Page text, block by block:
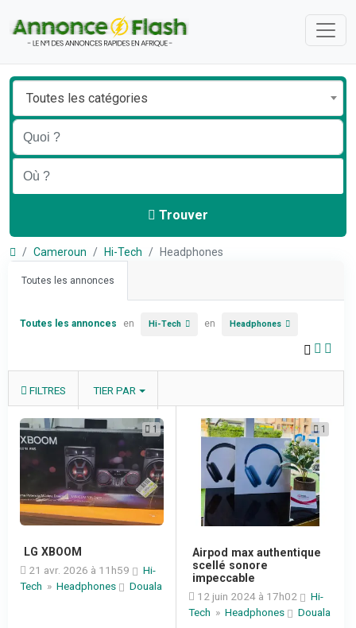
Toutes les catégories
Trouver
Cameroun Hi-Tech Headphones
Toutes les annonces
Toutes les annonces en Hi-Tech en Headphones
FILTRES TIER PAR
1
LG XBOOM
21 avr. 2026 à 11h59
Hi-
Tech » Headphones Douala
1
Airpod max authentique
scellé sonore
impeccable
12 juin 2024 à 17h02
Hi-
Tech » Headphones Douala